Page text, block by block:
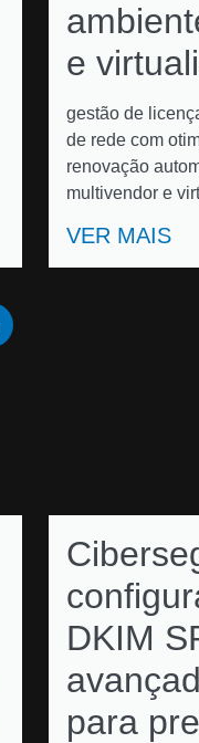
e
gestão de
de rede com
renovação
multivendor e
VER MAIS
DKIM
para